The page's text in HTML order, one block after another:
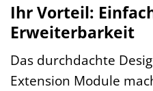
Ihr Vorteil:
Erweiterbarkeit
Das durchdachte
Extension Module